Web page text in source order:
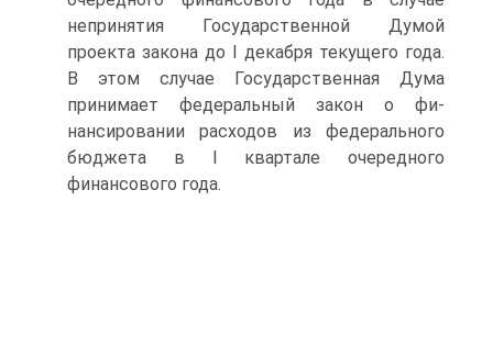
непринятия Государ­ственной Думой
проекта закона до I декабря текущего года.
В этом случае Государственная Дума
принимает федеральный закон о фи­
нансировании расходов из федерального
бюджета в I квартале оче­редного
финансового года.